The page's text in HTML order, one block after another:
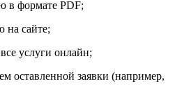
формате PDF;
сайте;
услуги онлайн;
оставленной заявки (например,